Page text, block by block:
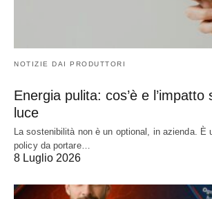
NOTIZIE DAI PRODUTTORI
Energia pulita: cos’è e l’impatto
luce
La sostenibilità non è un optional, in azienda. È
policy da portare…
8 Luglio 2026